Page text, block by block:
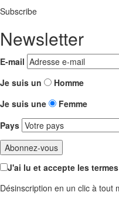
Subscribe
Newsletter
E-mail
Je suis un
Homme
Je suis une
Femme
Pays
J'ai lu et accepte les
Désinscription en un clic à tout